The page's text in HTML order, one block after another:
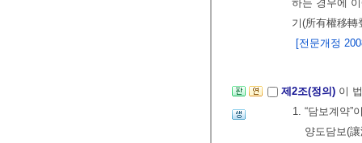
하는 경우에
기(所有權移
[전문개정
제2조(정의) 이
1. “담보계약”
양도담보(